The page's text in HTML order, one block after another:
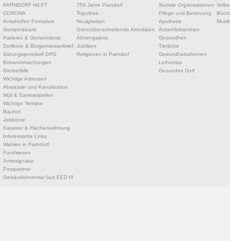
PARNDORF HILFT
CORONA
Amtshelfer/ Formulare
Gemeindeamt
Parteien & Gemeinderat
Dorfbote & Bürgermeisterbrief
Sitzungsprotokoll GRS
Bekanntmachungen
Sterbefälle
Wichtige Adressen
Abwasser und Kanalisation
Müll & Sammelstellen
Wichtige Termine
Bauhof
Jobbörse
Kataster & Flächenwidmung
Interessante Links
Wahlen in Parndorf
Fundwesen
Amtssignatur
Postpartner
Gebäudeinventar laut EED III
750 Jahre Parndorf
Topothek
Neuigkeiten
Grenzüberschreitende Aktivitäten
Ahnengalerie
Jubiläen
Religionen in Parndorf
Soziale Organisationen
Pflege und Betreuung
Apotheke
Ärzte/Hebammen
Gesundheit
Tierärzte
Gesundheitsthemen
Leihomas
Gesundes Dorf